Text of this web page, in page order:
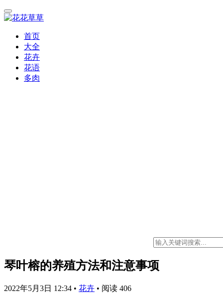
首页
大全
花卉
花语
多肉
琴叶榕的养殖方法和注意事项
2022年5月3日 12:34 • 花卉 • 阅读 406